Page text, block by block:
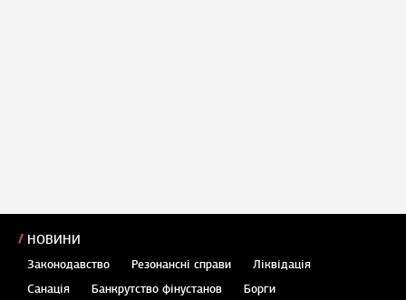
НОВИНИ
Законодавство Резонансні справи
Ліквідація
Санація
Банкрутство фінустанов
Борги